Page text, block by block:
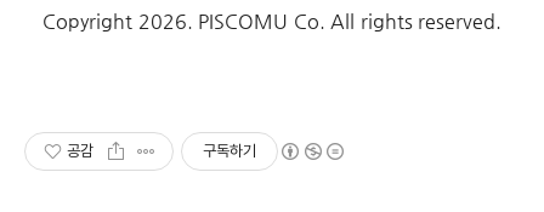
Copyright 2026. PISCOMU Co. All rights reserved.
공감 구독하기